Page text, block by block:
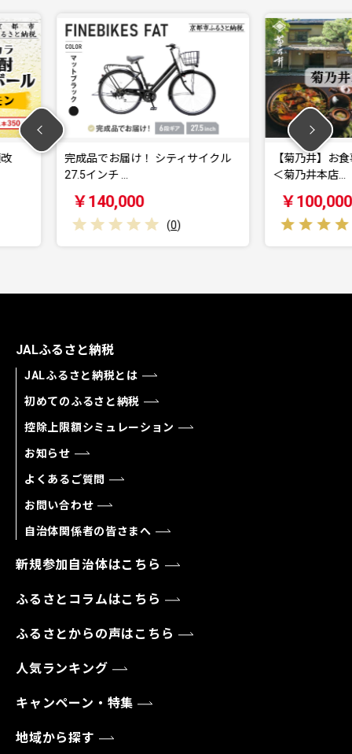
ティサイクル
【菊乃井】お食事券 30,000円分
＜菊乃井本店…
￥100,000
【
ュー
￥
JALふるさと納税
JALふるさと納税とは
初めてのふるさと納税
控除上限額シミュレーション
お知らせ
よくあるご質問
お問い合わせ
自治体関係者の皆さまへ
新規参加自治体はこちら
ふるさとコラムはこちら
ふるさとからの声はこちら
人気ランキング
キャンペーン・特集
地域から探す